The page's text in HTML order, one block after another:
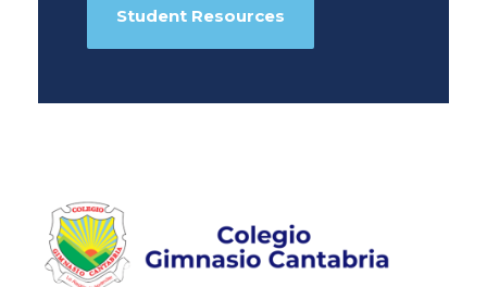
Student Resources